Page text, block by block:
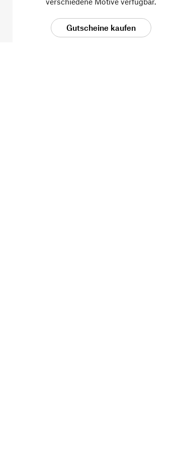
Gutscheine kaufen